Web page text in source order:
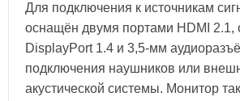
Для подключения к источникам
оснащён двумя портами HDMI 2.1,
DisplayPort 1.4 и 3,5-мм
подключения наушников или
акустической системы. Монитор